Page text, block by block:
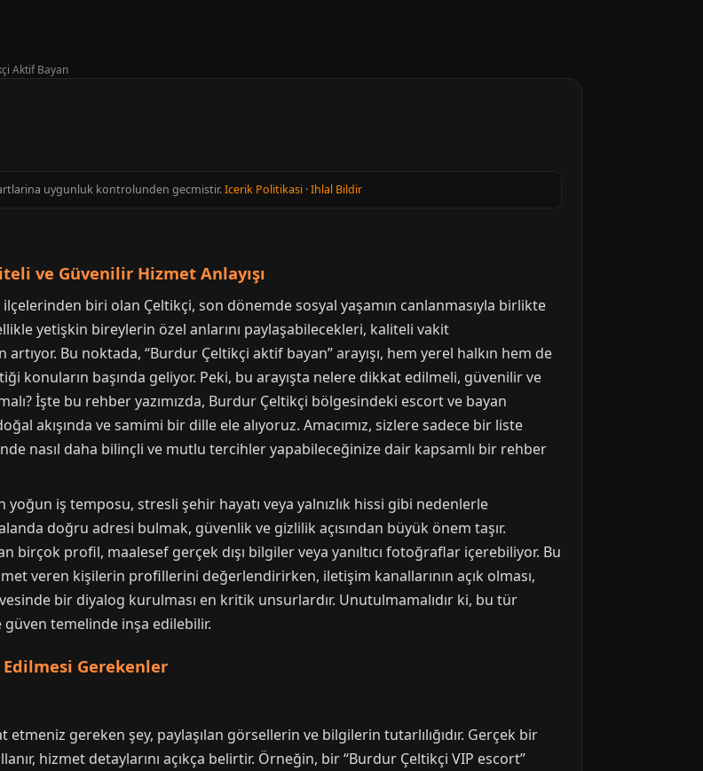
Aktif Bayan
uygunluk kontrolunden gecmistir.Icerik Politikasi ·Ihlal Bildir
ve Güvenilir Hizmet Anlayışı
biri olan Çeltikçi, son dönemde sosyal yaşamın canlanmasıyla birlikte
yetişkin bireylerin özel anlarını paylaşabilecekleri, kaliteli vakit
Bu noktada, “Burdur Çeltikçi aktif bayan” arayışı, hem yerel halkın hem de
konuların başında geliyor. Peki, bu arayışta nelere dikkat edilmeli, güvenilir ve
İşte bu rehber yazımızda, Burdur Çeltikçi bölgesindeki escort ve bayan
akışında ve samimi bir dille ele alıyoruz. Amacımız, sizlere sadece bir liste
nasıl daha bilinçli ve mutlu tercihler yapabileceğinize dair kapsamlı bir rehber
iş temposu, stresli şehir hayatı veya yalnızlık hissi gibi nedenlerle
doğru adresi bulmak, güvenlik ve gizlilik açısından büyük önem taşır.
birçok profil, maalesef gerçek dışı bilgiler veya yanıltıcı fotoğraflar içerebiliyor. Bu
veren kişilerin profillerini değerlendirirken, iletişim kanallarının açık olması,
bir diyalog kurulması en kritik unsurlardır. Unutulmamalıdır ki, bu tür
güven temelinde inşa edilebilir.
Gerekenler
gereken şey, paylaşılan görsellerin ve bilgilerin tutarlılığıdır. Gerçek bir
hizmet detaylarını açıkça belirtir. Örneğin, bir “Burdur Çeltikçi VIP escort”